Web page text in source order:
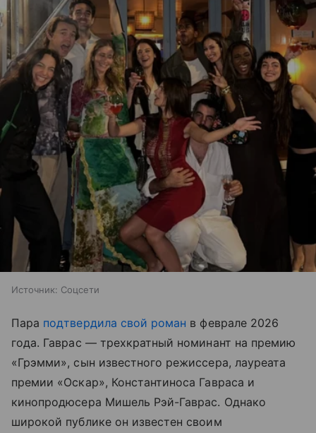
Источник: Соцсети
Пара подтвердила свой роман в феврале 2026
года. Гаврас — трехкратный номинант на премию
«Грэмми», сын известного режиссера, лауреата
премии «Оскар», Константиноса Гавраса и
кинопродюсера Мишель Рэй-Гаврас. Однако
широкой публике он известен своим